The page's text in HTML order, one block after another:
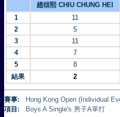
趙頌熙 CHIU CHUNG HEI
1
11
2
5
3
11
4
7
5
8
結果
2
賽事:
Hong Kong Open (Individual
項目:
Boys A Single's 男子A單打